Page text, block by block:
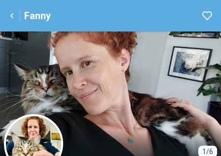
Fanny
1/6
F